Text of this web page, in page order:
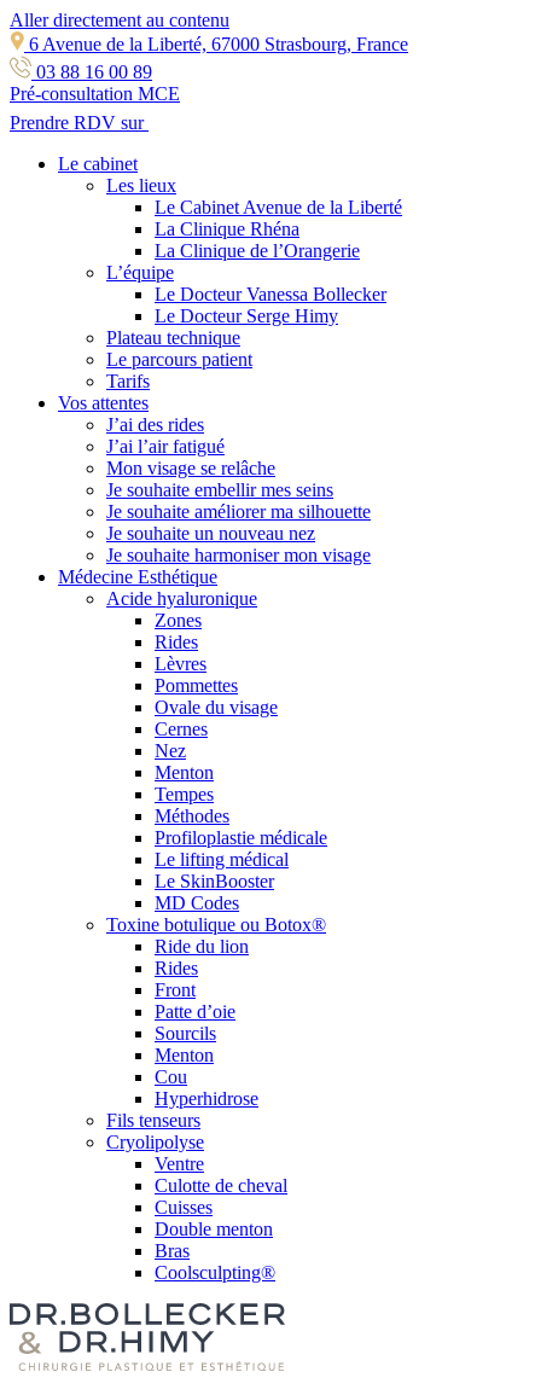
Aller directement au contenu
6 Avenue de la Liberté, 67000 Strasbourg, France
03 88 16 00 89
Pré-consultation MCE
Prendre RDV sur
Le cabinet
Les lieux
Le Cabinet Avenue de la Liberté
La Clinique Rhéna
La Clinique de l’Orangerie
L’équipe
Le Docteur Vanessa Bollecker
Le Docteur Serge Himy
Plateau technique
Le parcours patient
Tarifs
Vos attentes
J’ai des rides
J’ai l’air fatigué
Mon visage se relâche
Je souhaite embellir mes seins
Je souhaite améliorer ma silhouette
Je souhaite un nouveau nez
Je souhaite harmoniser mon visage
Médecine Esthétique
Acide hyaluronique
Zones
Rides
Lèvres
Pommettes
Ovale du visage
Cernes
Nez
Menton
Tempes
Méthodes
Profiloplastie médicale
Le lifting médical
Le SkinBooster
MD Codes
Toxine botulique ou Botox®
Ride du lion
Rides
Front
Patte d’oie
Sourcils
Menton
Cou
Hyperhidrose
Fils tenseurs
Cryolipolyse
Ventre
Culotte de cheval
Cuisses
Double menton
Bras
Coolsculpting®